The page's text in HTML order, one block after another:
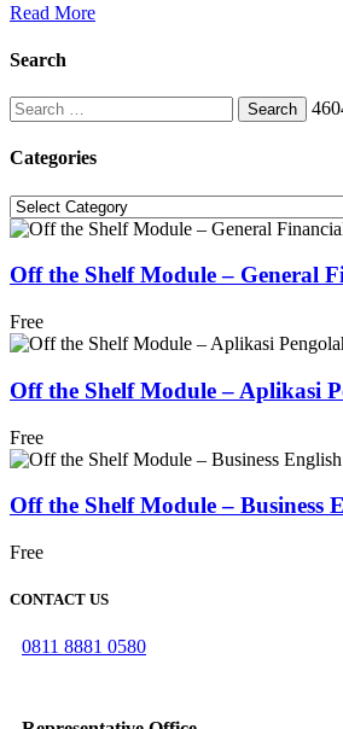
Read More
Search
Search
for:
Categories
Categories
Off the Shelf Module – General
Free
Off the Shelf Module – Aplikasi
Free
Off the Shelf Module – Business
Free
CONTACT US
0811 8881 0580